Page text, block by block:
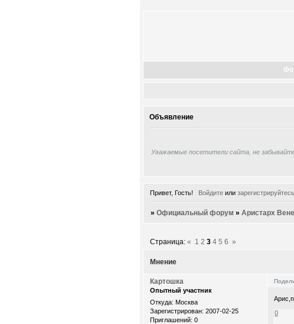
Объявление
Уважаемые посетители сайта, не
Привет, Гость! Войдитеили зарегистрируйтесь
»Официальный форум »Аристарх
Мнение
Страница:« 1 2 3 4 5 6 »
Картошка
Опытный участник
Откуда: Москва
Зарегистрирован: 2007-02-25
Приглашений: 0
0